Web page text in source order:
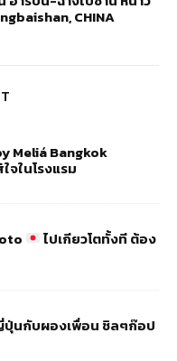
CHINA
Meliá Bangkok
จในโรงแรม
ไปเกียวโตทั้งที ต้อง
ปุ่นกับผองเพื่อน ชิลๆก๊อป